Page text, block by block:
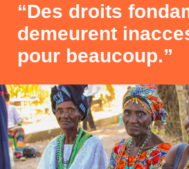
“Des droits
demeurent
pour beaucoup.”